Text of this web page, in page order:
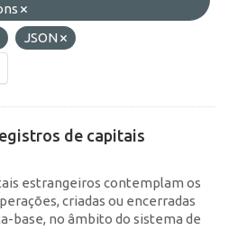
JSON
de capitais
estrangeiros contemplam os
criadas ou encerradas
base, no âmbito do sistema de